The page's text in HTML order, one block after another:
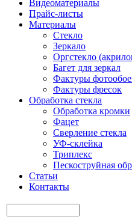
Видеоматериалы
Прайс-листы
Материалы
Стекло
Зеркало
Оргстекло
Багет для зеркал
Фактуры
Фактуры фресок
Обработка стекла
Обработка кромки
Фацет
Сверление стекла
УФ-склейка
Триплекс
Пескоструйная
Статьи
Контакты